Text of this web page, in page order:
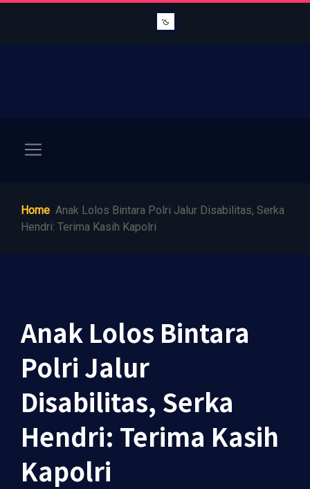
Home Anak Lolos Bintara Polri Jalur Disabilitas, Serka
Hendri: Terima Kasih Kapolri
Anak Lolos Bintara
Polri Jalur
Disabilitas, Serka
Hendri: Terima Kasih
Kapolri